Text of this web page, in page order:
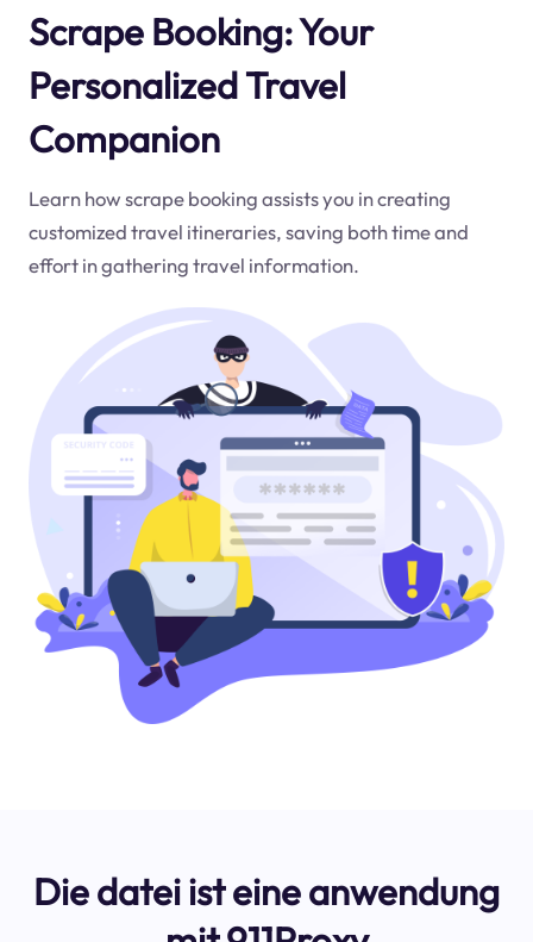
Scrape Booking: Your
Personalized Travel
Companion
Learn how scrape booking assists you in creating
customized travel itineraries, saving both time and
effort in gathering travel information.
Die datei ist eine anwendung